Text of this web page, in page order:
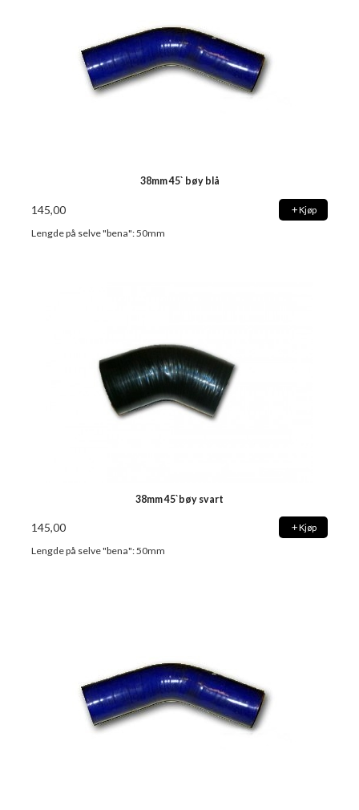
38mm 45` bøy blå
145,00 Kjøp
Lengde på selve "bena": 50mm
38mm 45`bøy svart
145,00 Kjøp
Lengde på selve "bena": 50mm